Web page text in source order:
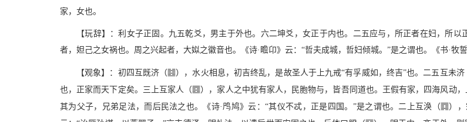
家，女也。
【玩辞】：利女子正固。九五乾爻，男主于外也。六二坤爻，女正于内也。二五应与，所正者在妇，所
者，妲己之女祸也。周之兴起者，大姒之徽音也。《诗·瞻卬》云：“哲夫成城，哲妇倾城。”是之谓也。《书·牧
【观象】：初四互既济（>），水火相息，初吉终乱，是故圣人于上九戒“有孚威如，终吉”也。二五互未济
也，正家而天下定矣。三上互家人（O），家人之中犹有家人，民胞物与，皆吾同道也。王假有家，四海风动
其为父子，兄弟足法，而后民法之也。《诗·鸤鸠》云：“其仪不忒，正是四国。”是之谓也。二上互涣（B）